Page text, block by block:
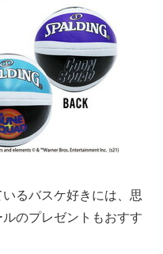
るバスケ好きには、思
のプレゼントもおすす